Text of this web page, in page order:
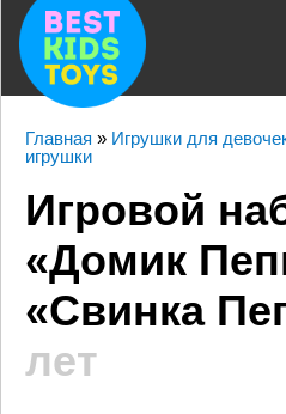
Главная » Игрушки для
игрушки
Игровой
«Домик
«Свинка
лет